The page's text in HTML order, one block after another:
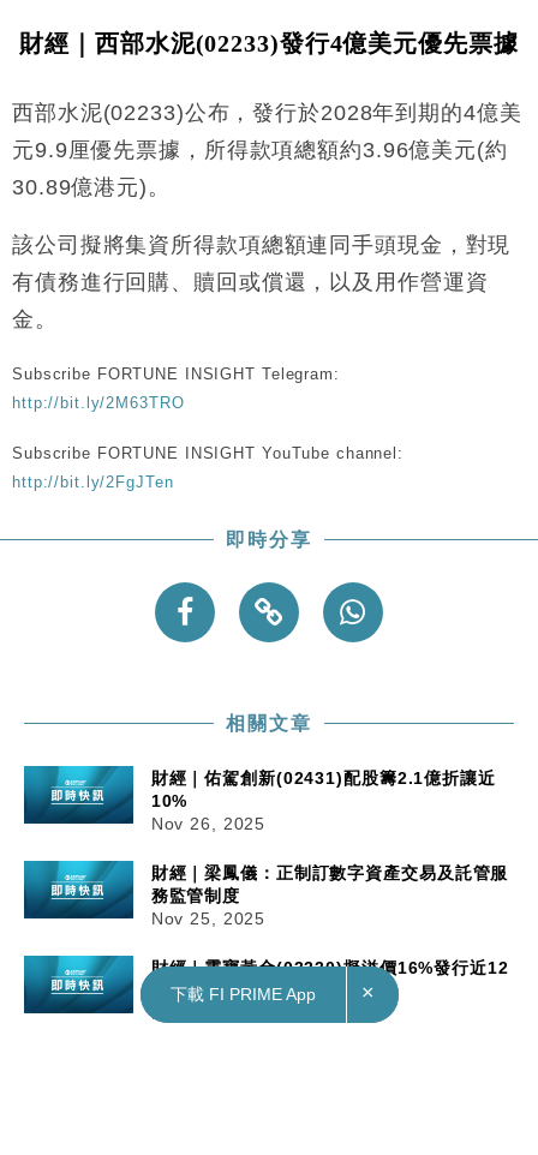
財經｜西部水泥(02233)發行4億美元優先票據
西部水泥(02233)公布，發行於2028年到期的4億美
元9.9厘優先票據，所得款項總額約3.96億美元(約
30.89億港元)。
該公司擬將集資所得款項總額連同手頭現金，對現
有債務進行回購、贖回或償還，以及用作營運資
金。
Subscribe FORTUNE INSIGHT Telegram:
http://bit.ly/2M63TRO
Subscribe FORTUNE INSIGHT YouTube channel:
http://bit.ly/2FgJTen
即時分享
相關文章
財經｜佑駕創新(02431)配股籌2.1億折讓近
10%
Nov 26, 2025
財經｜梁鳳儀：正制訂數字資產交易及託管服
務監管制度
Nov 25, 2025
財經｜靈寶黃金(03330)擬溢價16%發行近12
億可轉換債
Nov 25, 2025
下載 FI PRIME App ×
下載 FI PRIME App ×